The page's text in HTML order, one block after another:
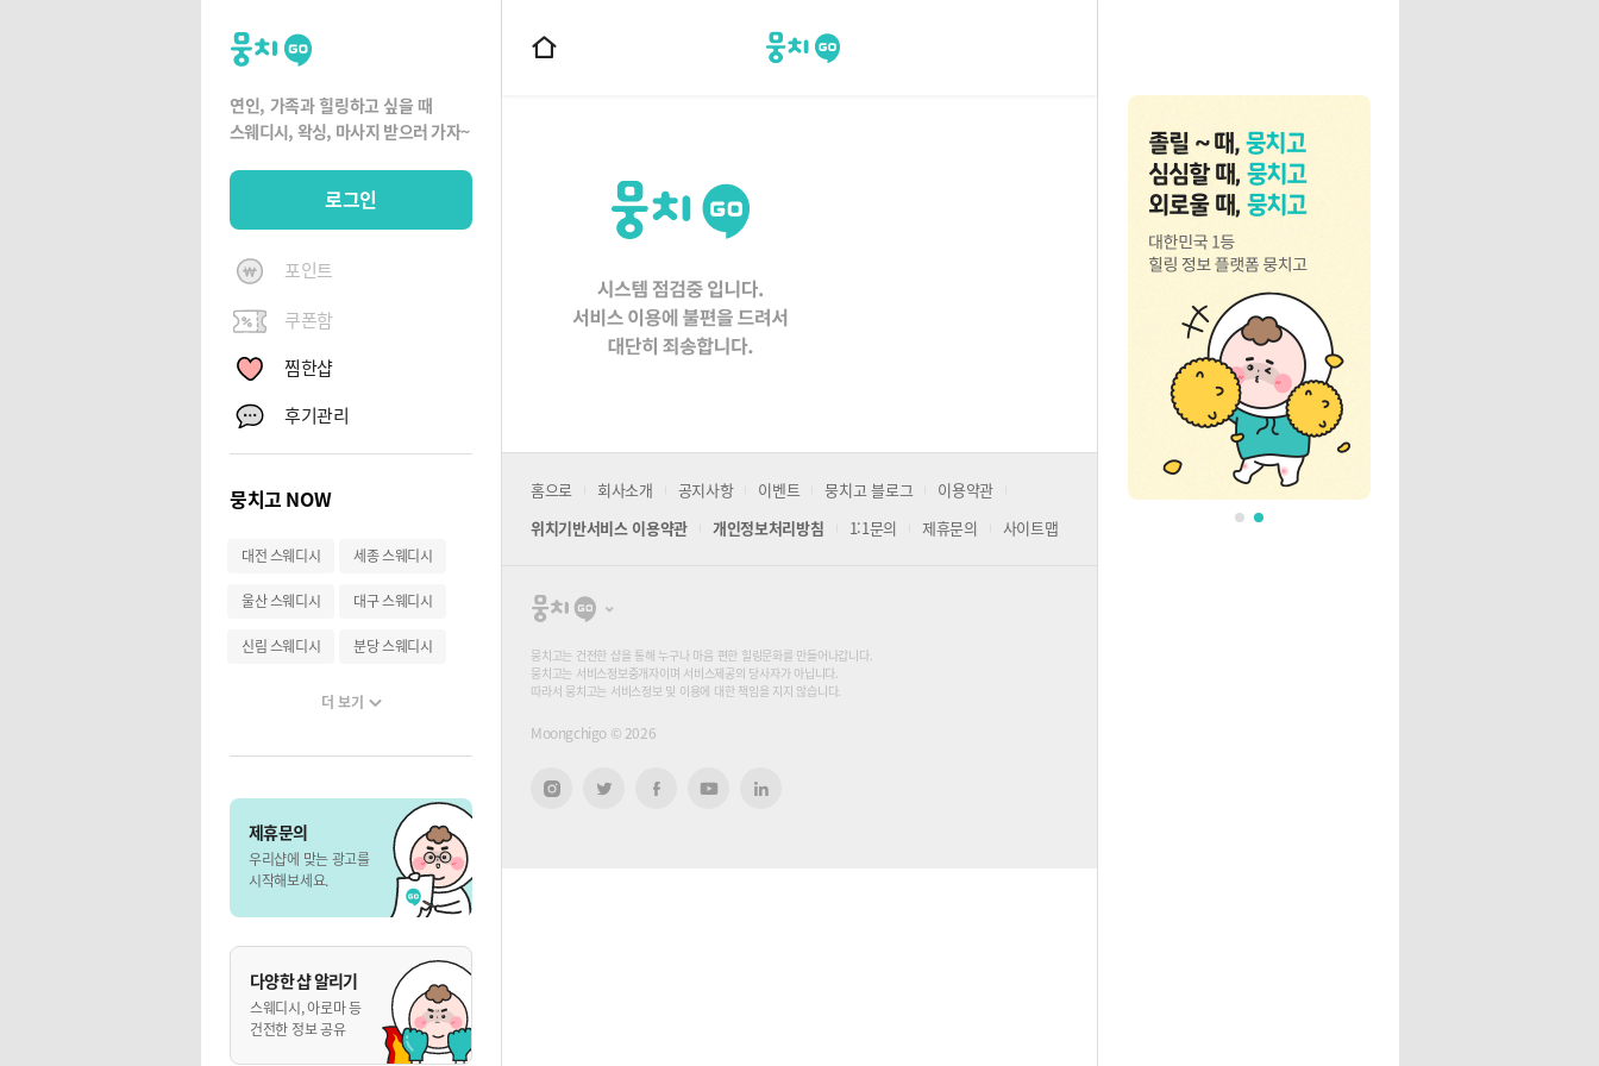
뭉
치
고
연인, 가족과 힐링하고 싶을 때
스웨디시, 왁싱, 마사지 받으러 가자~
로그인
포인트
쿠폰함
찜한샵
후기관리
뭉치고 NOW
대전 스웨디시 세종 스웨디시
울산 스웨디시 대구 스웨디시
신림 스웨디시 분당 스웨디시
더 보기
제휴문의
우리샵에 맞는 광고를
시작해보세요.
다양한 샵 알리기
스웨디시, 아로마 등
건전한 정보 공유
뭉치고
홈
홈으로 회사소개 공지사항 이벤트 뭉치고 블로그
이용약관
위치기반서비스 이용약관
개인정보처리방침 1:1문의 제휴문의 사이트맵
뭉
고
뭉치고는 건전한 샵을 통해 누구나 마음 편한 힐링문화를 만들어나갑니다.
뭉치고는 서비스정보중개자이며 서비스제공의 당사자가 아닙니다.
따라서 뭉치고는 서비스정보 및 이용에 대한 책임을 지지 않습니다.
Moongchigo © 2026